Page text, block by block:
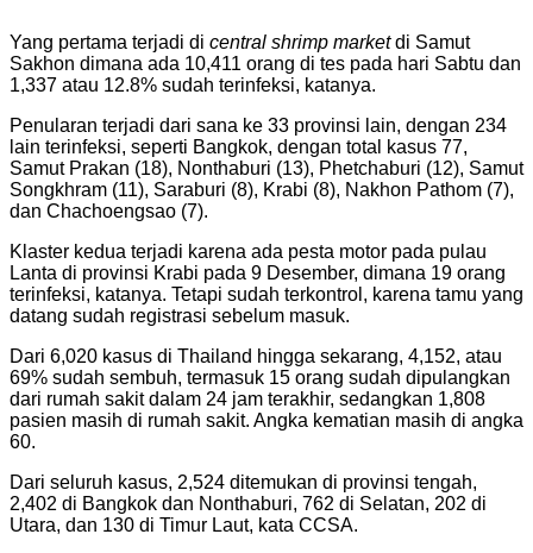
Yang pertama terjadi di central shrimp marketdi Samut
Sakhon dimana ada 10,411 orang di tes pada hari Sabtu dan
1,337 atau 12.8% sudah terinfeksi, katanya.
Penularan terjadi dari sana ke 33 provinsi lain, dengan 234
lain terinfeksi, seperti Bangkok, dengan total kasus 77,
Samut Prakan (18), Nonthaburi (13), Phetchaburi (12), Samut
Songkhram (11), Saraburi (8), Krabi (8), Nakhon Pathom (7),
dan Chachoengsao (7).
Klaster kedua terjadi karena ada pesta motor pada pulau
Lanta di provinsi Krabi pada 9 Desember, dimana 19 orang
terinfeksi, katanya. Tetapi sudah terkontrol, karena tamu yang
datang sudah registrasi sebelum masuk.
Dari 6,020 kasus di Thailand hingga sekarang, 4,152, atau
69% sudah sembuh, termasuk 15 orang sudah dipulangkan
dari rumah sakit dalam 24 jam terakhir, sedangkan 1,808
pasien masih di rumah sakit. Angka kematian masih di angka
60.
Dari seluruh kasus, 2,524 ditemukan di provinsi tengah,
2,402 di Bangkok dan Nonthaburi, 762 di Selatan, 202 di
Utara, dan 130 di Timur Laut, kata CCSA.